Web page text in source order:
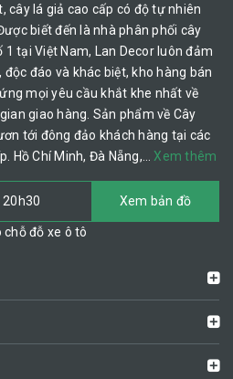
cây lá giả cao cấp có độ tự nhiên
biết đến là nhà phân phối cây
tại Việt Nam, Lan Decor luôn đảm
đáo và khác biệt, kho hàng bán
mọi yêu cầu khắt khe nhất về
giao hàng. Sản phẩm về Cây
tới đông đảo khách hàng tại các
Hồ Chí Minh, Đà Nẵng,… Xem thêm
20h30 Xem bản đồ
chỗ đỗ xe ô tô